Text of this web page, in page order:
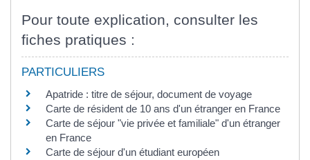
Pour toute explication, consulter les
fiches pratiques :
PARTICULIERS
Apatride : titre de séjour, document de voyage
Carte de résident de 10 ans d'un étranger en France
Carte de séjour "vie privée et familiale" d'un étranger
en France
Carte de séjour d'un étudiant européen